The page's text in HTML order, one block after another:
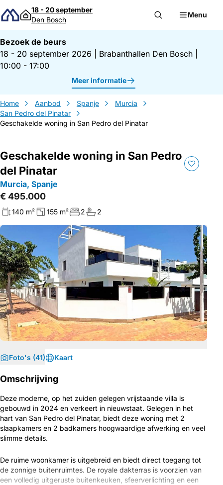
Direct naar inhoud
18 - 20 september
Den Bosch
Menu
Bezoek de beurs
18 - 20 september 2026
Brabanthallen Den Bosch
10:00 - 17:00
Meer informatie
Home Aanbod Spanje
Murcia
San Pedro del Pinatar
Geschakelde woning in San Pedro del Pinatar
Geschakelde woning in San Pedro
del Pinatar
Murcia, Spanje
€ 495.000
140 m² 155 m² 2 2
Foto's (41) Kaart
Omschrijving
Deze moderne, op het zuiden gelegen vrijstaande villa is
gebouwd in 2024 en verkeert in nieuwstaat. Gelegen in het
hart van San Pedro del Pinatar, biedt deze woning met 2
slaapkamers en 2 badkamers hoogwaardige afwerking en veel
slimme details.
De ruime woonkamer is uitgebreid en biedt direct toegang tot
de zonnige buitenruimtes. De royale dakterras is voorzien van
een volledig uitgeruste buitenkeuken, sfeerverlichting en een